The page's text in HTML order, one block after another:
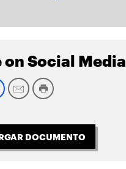
on Social Media
DOCUMENTO